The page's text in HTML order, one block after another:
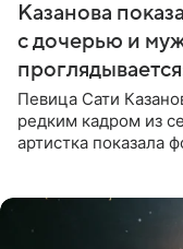
Казанова
с дочерью и
Певица Сати
редким кадром из
артистка показала